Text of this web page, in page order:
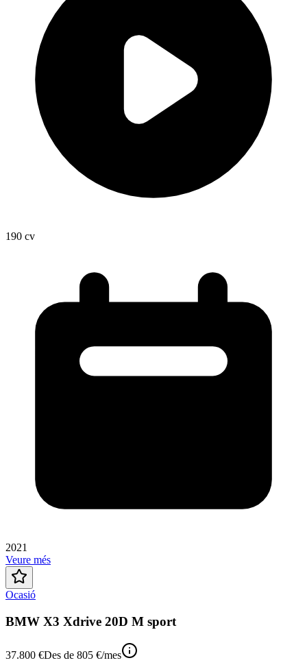
190 cv
2021
Veure més
Ocasió
BMW X3 Xdrive 20D M sport
37.800 €Des de 805 €/mes